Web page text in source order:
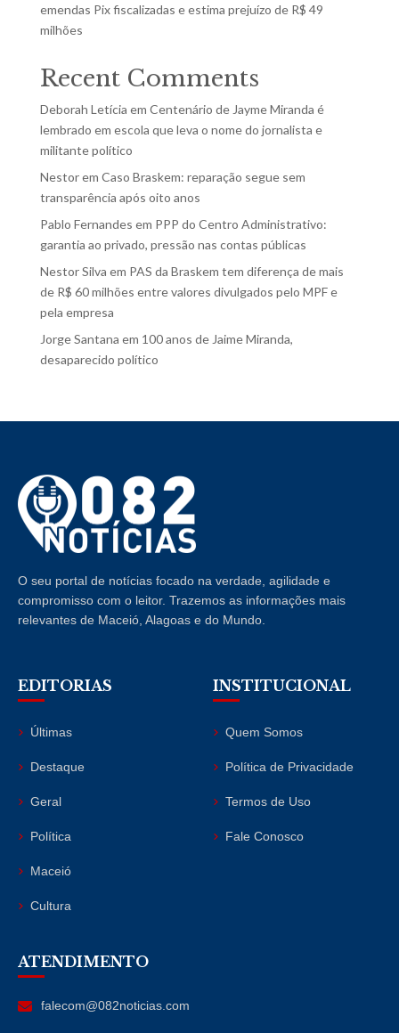
emendas Pix fiscalizadas e estima prejuízo de R$ 49
milhões
Recent Comments
Deborah Letícia em Centenário de Jayme Miranda é
lembrado em escola que leva o nome do jornalista e
militante político
Nestorem Caso Braskem: reparação segue sem
transparência após oito anos
Pablo Fernandes em PPP do Centro Administrativo:
garantia ao privado, pressão nas contas públicas
Nestor Silva em PAS da Braskem tem diferença de mais
de R$ 60 milhões entre valores divulgados pelo MPF e
pela empresa
Jorge Santana em 100 anos de Jaime Miranda,
desaparecido político
O seu portal de notícias focado na verdade, agilidade e
compromisso com o leitor. Trazemos as informações mais
relevantes de Maceió, Alagoas e do Mundo.
EDITORIAS
Últimas
Destaque
Geral
Política
Maceió
Cultura
INSTITUCIONAL
Quem Somos
Política de Privacidade
Termos de Uso
Fale Conosco
ATENDIMENTO
falecom@082noticias.com